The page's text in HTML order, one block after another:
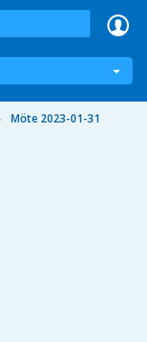
Möte 2023-01-31